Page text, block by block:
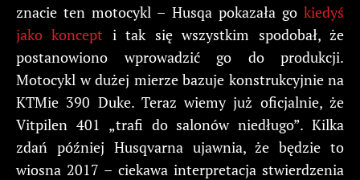
znacie ten motocykl – Husqa pokazała go kiedyś
jako koncept i tak się wszystkim spodobał, że
postanowiono wprowadzić go do produkcji.
Motocykl w dużej mierze bazuje konstrukcyjnie na
KTMie 390 Duke. Teraz wiemy już oficjalnie, że
Vitpilen 401 „trafi do salonów niedługo”. Kilka
zdań później Husqvarna ujawnia, że będzie to
wiosna 2017 – ciekawa interpretacja stwierdzenia